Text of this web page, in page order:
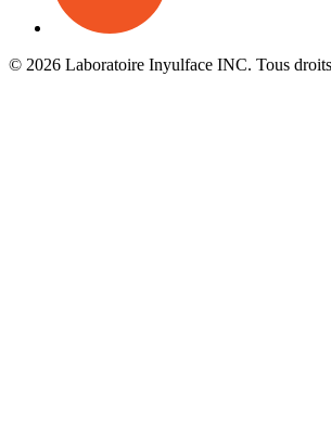
© 2026 Laboratoire Inyulface INC. Tous droits